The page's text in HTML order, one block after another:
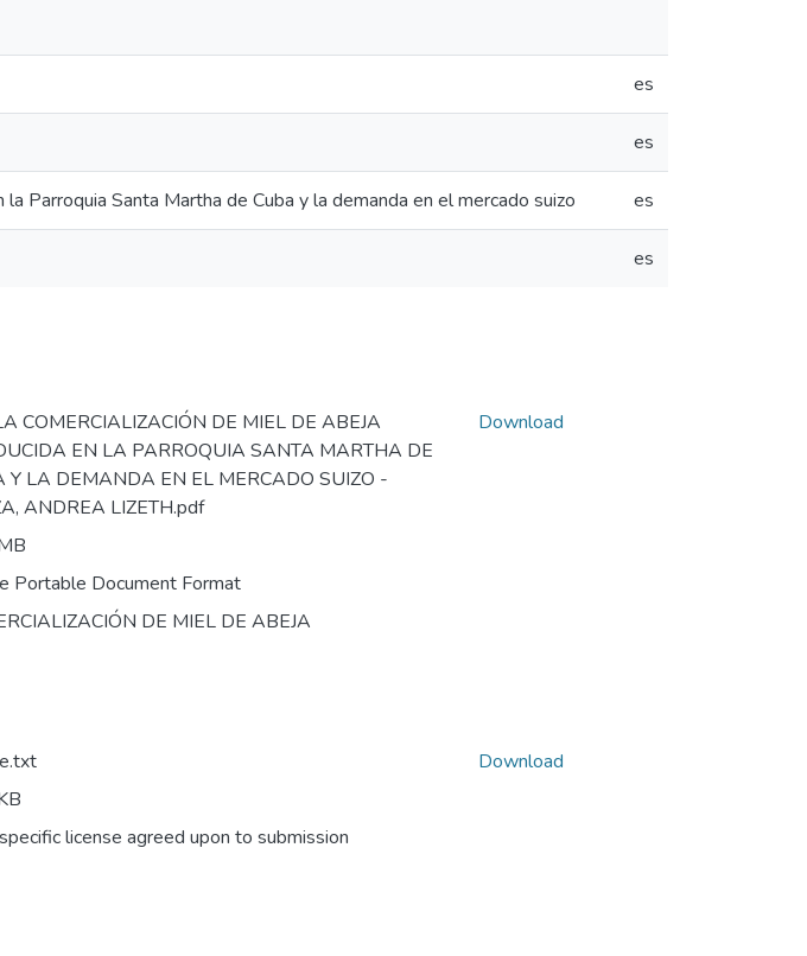
es
es
Parroquia Santa Martha de Cuba y la demanda en el mercado suizo es
es
COMERCIALIZACIÓN DE MIEL DE ABEJA
EN LA PARROQUIA SANTA MARTHA DE
Y LA DEMANDA EN EL MERCADO SUIZO -
ANDREA LIZETH.pdf
Portable Document Format
DE MIEL DE ABEJA
Download
license agreed upon to submission
Download